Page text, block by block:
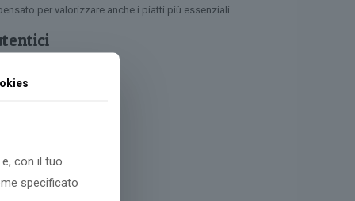
per valorizzare anche i piatti più essenziali.
al carrello
con il tuo
specificato